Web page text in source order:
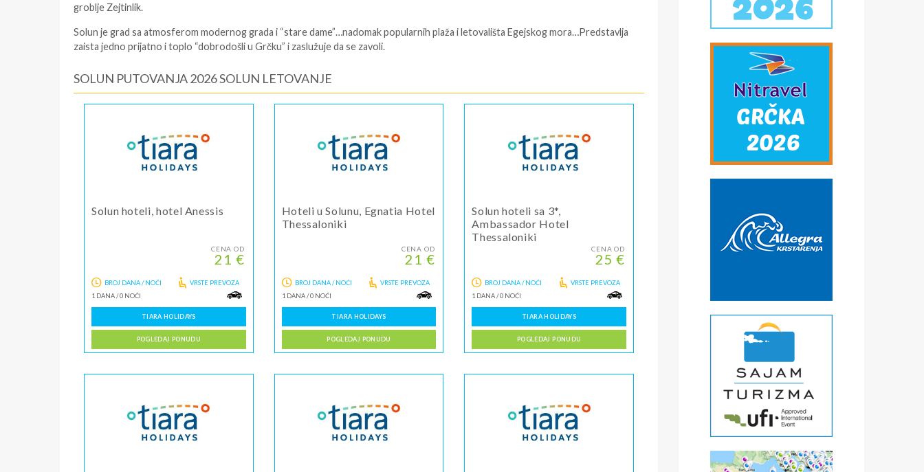
groblje Zejtinlik.
Solun je grad sa atmosferom modernog grada i “stare dame”…nadomak popularnih plaža i letovališta Egejskog mora…Predstavlja
zaista jedno prijatno i toplo “dobrodošli u Grčku” i zaslužuje da se zavoli.
SOLUN PUTOVANJA 2026 SOLUN LETOVANJE
Solun hoteli, hotel Anessis
CENA OD
21 €
BROJ DANA / NOĆI
1 DANA/0 NOĆI
VRSTE PREVOZA
TIARA HOLIDAYS
POGLEDAJ PONUDU
Hoteli u Solunu, Egnatia Hotel
Thessaloniki
CENA OD
21 €
BROJ DANA / NOĆI
1 DANA/0 NOĆI
VRSTE PREVOZA
TIARA HOLIDAYS
POGLEDAJ PONUDU
Solun hoteli sa 3*,
Ambassador Hotel
Thessaloniki
CENA OD
25 €
BROJ DANA / NOĆI
1 DANA/0 NOĆI
VRSTE PREVOZA
TIARA HOLIDAYS
POGLEDAJ PONUDU